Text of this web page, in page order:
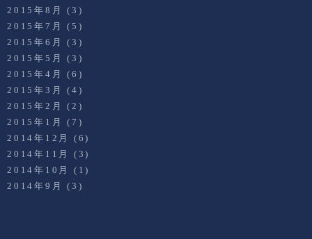
2015年8月
(3)
2015年7月
(5)
2015年6月
(3)
2015年5月
(3)
2015年4月
(6)
2015年3月
(4)
2015年2月
(2)
2015年1月
(7)
2014年12月
(6)
2014年11月
(3)
2014年10月
(1)
2014年9月
(3)